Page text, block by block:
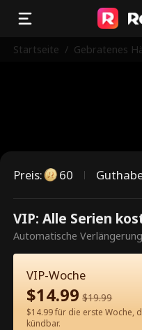
Startseite / Gebratenes
Dies ist
Episode.
60
Preis: 60
VIP: Alle Serien
Automatische
VIP-Woche
$14.99 $19.99
$14.99 für die erste Woche,
kündbar.